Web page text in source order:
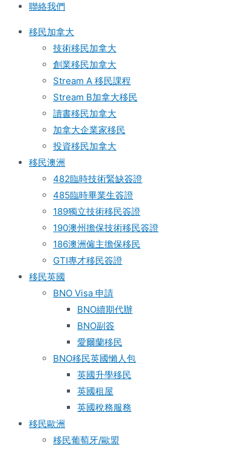
聯絡我們
移民加拿大
技術移民加拿大
創業移民加拿大
Stream A 移民課程
Stream B加拿大移民
讀書移民加拿大
加拿大企業家移民
投資移民加拿大
移民澳洲
482臨時技術緊缺簽證
485臨時畢業生簽證
189獨立技術移民簽證
190澳州擔保技術移民簽證
186澳洲僱主擔保移民
GTI專才移民簽證
移民英國
BNO Visa 申請
BNO續期代辦
BNO副簽
愛爾蘭移民
BNO移民英國懶人包
英國升學移民
英國租屋
英國稅務服務​
移民歐洲
移民葡萄牙/歐盟